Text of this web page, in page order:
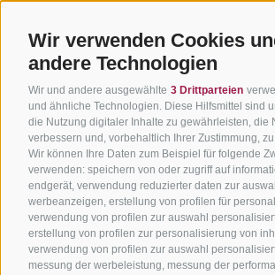
Wir verwenden Cookies
andere Technologien
Wir und andere ausgewählte 3 Drittparteien
und ähnliche Technologien. Diese Hilfsmittel sind
die Nutzung digitaler Inhalte zu gewährleisten, die
verbessern und, vorbehaltlich Ihrer Zustimmung,
Wir können Ihre Daten zum Beispiel für folgende
verwenden: speichern von oder zugriff auf
endgerät, verwendung reduzierter daten zur
werbeanzeigen, erstellung von profilen für
verwendung von profilen zur auswahl
erstellung von profilen zur personalisierung von
verwendung von profilen zur auswahl
messung der werbeleistung, messung der